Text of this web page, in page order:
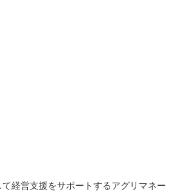
経営支援をサポートするアグリマネー